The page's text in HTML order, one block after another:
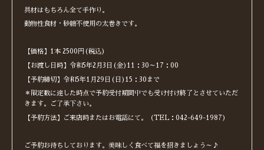
具材はもちろん全て手作り。
動物性食材・砂糖不使用の太巻きです。
【価格】1本 2500円(税込)
【お渡し日時】令和5年2月3日(金)11：30～17：00
【予約締切】令和5年1月29日(日)15：30まで
＊限定数に達した時点で予約受付期間中でも受け付け終了とさせていただ
きます。ご了承下さい。
【予約方法】ご来店時またはお電話にて。（TEL：042-649-1987）
ご予約お待ちしております。美味しく食べて福を招きましょう～♪